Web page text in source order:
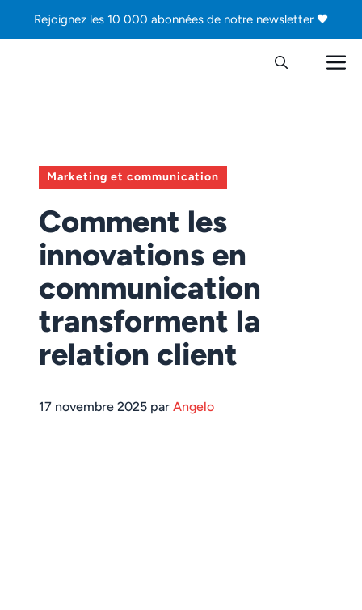
Rejoignez les 10 000 abonnées de notre newsletter 🖤
Marketing et communication
Comment les
innovations en
communication
transforment la
relation client
17 novembre 2025 par Angelo